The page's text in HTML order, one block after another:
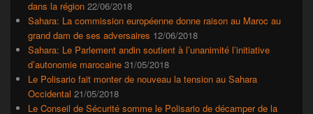
dans la région 22/06/2018
Sahara: La commission européenne donne raison au Maroc au
grand dam de ses adversaires 12/06/2018
Sahara: Le Parlement andin soutient à l’unanimité l’initiative
d’autonomie marocaine 31/05/2018
Le Polisario fait monter de nouveau la tension au Sahara
Occidental 21/05/2018
Le Conseil de Sécurité somme le Polisario de décamper de la